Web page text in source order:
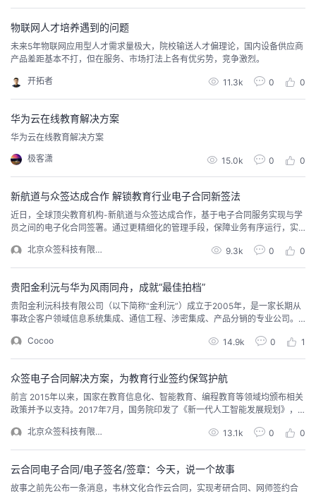
程
认
证
的
实
验
我
的
收
藏
支
持
声
建
议
地软件产业发展，更是在实践的过程中培育出新工科人才，从而推动了新工科
物联网人才培养遇到的问题
未来5年物联网应用型人才需求量极大，院校输送人才偏理论，国内设备供应商
产品差距基本不打，但在服务、市场打法上各有优劣势，竞争激烈。
开拓者 11.3k 0 0
华为云在线教育解决方案
华为云在线教育解决方案
极客潇 15.0k 0 0
新航道与众签达成合作 解锁教育行业电子合同新签法
近日，全球顶尖教育机构-新航道与众签达成合作，基于电子合同服务实现与学
员之间的电子化合同签署。通过更精细化的管理手段，保障业务有序运行，实
国教育市场呈现旺盛增长态势。无论从整体行业规模还是市场活跃度来看，中
国教育产业皆处于扩张阶段，且产业的总体规模将在5年内翻倍，即从2015年
北京众签科技有限公司 9.3k 0 0
贵阳金利沅与华为风雨同舟，成就“最佳拍档”
贵阳金利沅科技有限公司（以下简称“金利沅”）成立于2005年，是一家长期从
事政企客户领域信息系统集成、通信工程、涉密集成、产品分销的专业公司。
蜕变，目前金利沅已拥有员工100余人，其中华为原厂服务工程师15名（包括4
名HCIE）、累计服务超过1000家企业和政府单位，2017年金利沅的年销售额
Cocoo 14.9k 0 1
众签电子合同解决方案，为教育行业签约保驾护航
前言 2015年以来，国家在教育信息化、智能教育、编程教育等领域均颁布相关
政策并予以支持。2017年7月，国务院印发了《新一代人工智能发展规划》，
部印发《教育信息化2.0行动计划》，提出实施教学资源服务普及、网络学习空
间覆盖等行动，推动在线教育发展。 国家不断积极推进“互联网+教育”，旨在
北京众签科技有限公司 13.1k 0 0
云合同电子合同/电子签名/签章：今天，说一个故事
故事之前先公布一条消息，韦林文化合作云合同，实现考研合同、网师签约合